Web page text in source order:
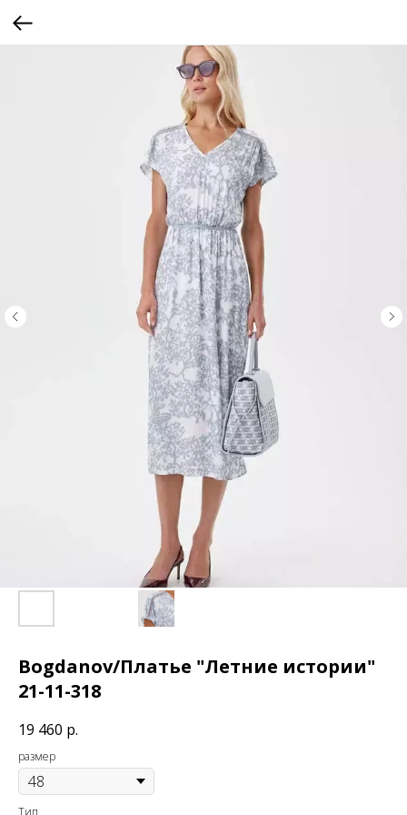
Bogdanov/Платье "Летние истории"
21-11-318
19 460 р.
размер